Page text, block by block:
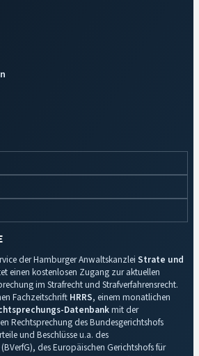
der Hamburger Anwaltskanzlei Strate und
einen kostenlosen Zugang zur aktuellen
im Strafrecht und Strafverfahrensrecht.
Fachzeitschrift HRRS, einem monatlichen
Datenbankmit der
Rechtsprechung des Bundesgerichtshofs
und Beschlüsse u.a. des
des Europäischen Gerichtshofs für